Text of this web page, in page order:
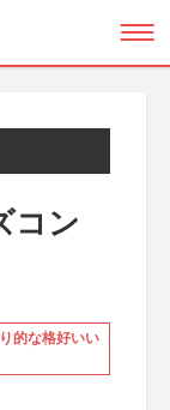
コン
的な格好いい